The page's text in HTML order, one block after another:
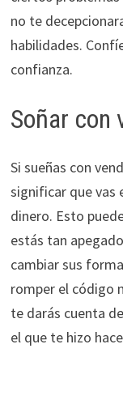
no te
habilidades.
confianza.
Soñar con
Si sueñas con
significar que vas
dinero. Esto
estás tan
cambiar sus
romper el código
te darás cuenta
el que te hizo